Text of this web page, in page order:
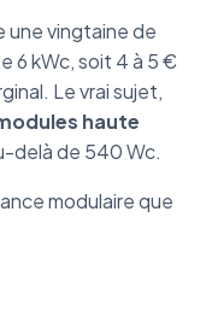
une vingtaine de
6 kWc, soit 4 à 5 €
Le vrai sujet,
haute
delà de 540 Wc.
modulaire que